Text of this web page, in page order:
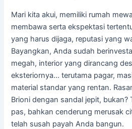
Mari kita akui, memiliki rumah
membawa serta ekspektasi
yang harus dijaga, reputasi yang
Bayangkan, Anda sudah
megah, interior yang dirancang
eksteriornya… terutama pagar,
material standar yang rentan.
Brioni dengan sandal jepit, bukan?
pas, bahkan cenderung merusak
telah susah payah Anda bangun.